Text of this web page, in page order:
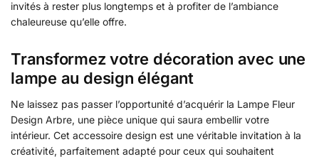
invités à rester plus longtemps et à profiter de l’ambiance
chaleureuse qu’elle offre.
Transformez votre décoration avec une
lampe au design élégant
Ne laissez pas passer l’opportunité d’acquérir la Lampe Fleur
Design Arbre, une pièce unique qui saura embellir votre
intérieur. Cet accessoire design est une véritable invitation à la
créativité, parfaitement adapté pour ceux qui souhaitent